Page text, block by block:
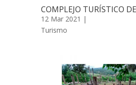
COMPLEJO TURÍSTICO
12 Mar 2021 |
Turismo